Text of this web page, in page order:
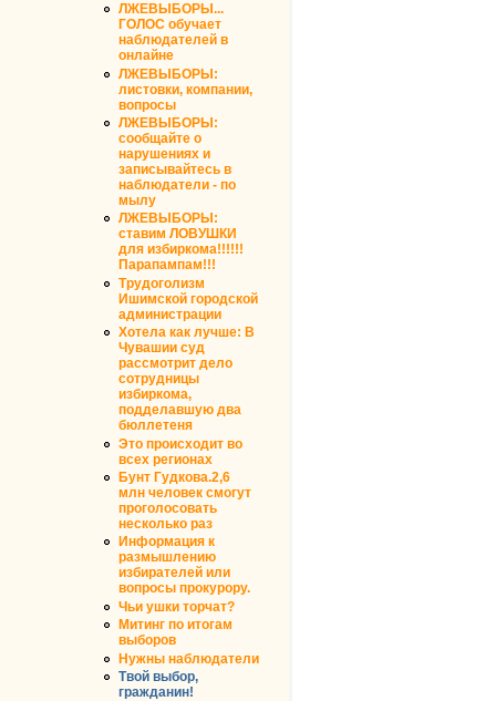
ЛЖЕВЫБОРЫ...
ГОЛОС обучает
наблюдателей в
онлайне
ЛЖЕВЫБОРЫ:
листовки, компании,
вопросы
ЛЖЕВЫБОРЫ:
сообщайте о
нарушениях и
записывайтесь в
наблюдатели - по
мылу
ЛЖЕВЫБОРЫ:
ставим ЛОВУШКИ
для избиркома!!!!!!
Парапампам!!!
Трудоголизм
Ишимской городской
администрации
Хотела как лучше: В
Чувашии суд
рассмотрит дело
сотрудницы
избиркома,
подделавшую два
бюллетеня
Это происходит во
всех регионах
Бунт Гудкова.2,6
млн человек смогут
проголосовать
несколько раз
Информация к
размышлению
избирателей или
вопросы прокурору.
Чьи ушки торчат?
Митинг по итогам
выборов
Нужны наблюдатели
Твой выбор,
гражданин!